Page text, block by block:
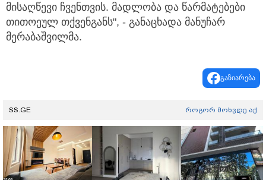
მისაღწევი ჩვენთვის. მადლობა და წარმატებები
თითოეულ თქვენგანს", - განაცხადა მანუჩარ
მერაბაშვილმა.
გაზიარება
SS.GE როგორ მოხვდე აქ